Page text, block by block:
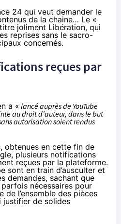
24 qui veut demander le
de la chaine… Le «
titre joliment Libération, qui
reprises sans le sacro-
concernés.
reçues par
a « lancé auprès de YouTube
au droit d’auteur, dans le but
autorisation soient rendus
obtenues en cette fin de
plusieurs notifications
reçues par la plateforme.
sont en train d’ausculter et
demandes, sachant que
nécessaires pour
de l’ensemble des pièces
justifier de solides